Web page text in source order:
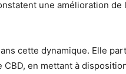
une amélioration de
cette dynamique. Elle
en mettant à